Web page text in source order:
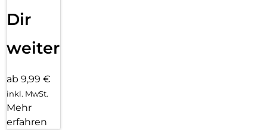
Dir
weiter
ab 9,99 €
inkl. MwSt.
Mehr
erfahren